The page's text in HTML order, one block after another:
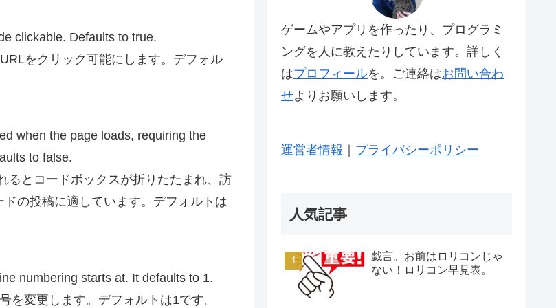
clickable. Defaults to true.
をクリック可能にします。デフォル
when the page loads, requiring the
to false.
とコードボックスが折りたたまれ、訪
の投稿に適しています。デフォルトは
numbering starts at. It defaults to 1.
変更します。デフォルトは1です。
ゲームやアプリを作ったり、プログラミ
ングを人に教えたりしています。詳しく
はプロフィールを。ご連絡はお問い合わ
せよりお願いします。
運営者情報 プライバシーポリシー
人気記事
戯言。お前はロリコンじゃ
ない！ロリコン早見表。